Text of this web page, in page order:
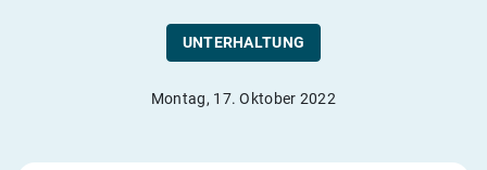
UNTERHALTUNG
Montag, 17. Oktober 2022